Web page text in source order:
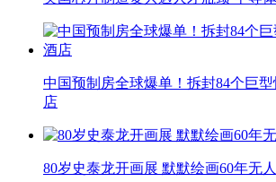
中国预制房全球爆单！拆封84个巨
店
80岁史泰龙开画展 默默绘画60年无